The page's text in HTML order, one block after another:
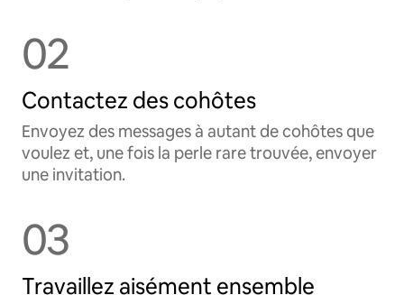
02
Contactez des cohôtes
Envoyez des messages à autant de cohôtes que
voulez et, une fois la perle rare trouvée, envoyer
une invitation.
03
Travaillez aisément ensemble